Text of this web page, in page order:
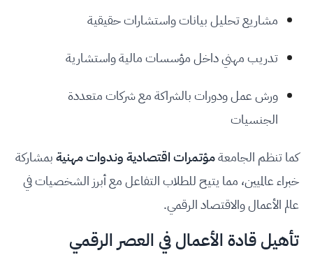
مشاريع تحليل بيانات واستشارات حقيقية
تدريب مهني داخل مؤسسات مالية واستشارية
ورش عمل ودورات بالشراكة مع شركات متعددة
الجنسيات
كما تنظم الجامعةمؤتمرات اقتصادية وندوات مهنيةبمشاركة
خبراء عالميين، مما يتيح للطلاب التفاعل مع أبرز الشخصيات في
عالم الأعمال والاقتصاد الرقمي.
تأهيل قادة الأعمال في العصر الرقمي